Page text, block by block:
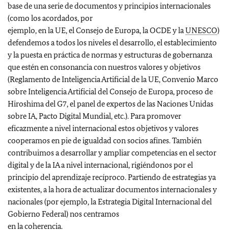
base de una serie de documentos y principios internacionales
(como los acordados, por
ejemplo, en la UE, el Consejo de Europa, la OCDE y laUNESCO)
defendemos a todos los niveles el desarrollo, el establecimiento
y la puesta en práctica de normas y estructuras de gobernanza
que estén en consonancia con nuestros valores y objetivos
(Reglamento de Inteligencia Artificial de la UE, Convenio Marco
sobre Inteligencia Artificial del Consejo de Europa, proceso de
Hiroshima del G7, el panel de expertos de las Naciones Unidas
sobre IA, Pacto Digital Mundial, etc.). Para promover
eficazmente a nivel internacional estos objetivos y valores
cooperamos en pie de igualdad con socios afines. También
contribuimos a desarrollar y ampliar competencias en el sector
digital y de la IA a nivel internacional, rigiéndonos por el
principio del aprendizaje recíproco. Partiendo de estrategias ya
existentes, a la hora de actualizar documentos internacionales y
nacionales (por ejemplo, la Estrategia Digital Internacional del
Gobierno Federal) nos centramos
en la coherencia.